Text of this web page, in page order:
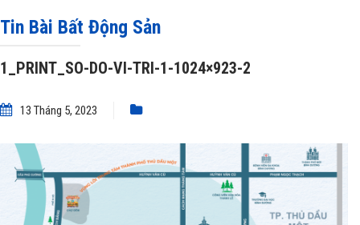
Tin Bài Bất Động Sản
1_PRINT_SO-DO-VI-TRI-1-1024×923-2
13 Tháng 5, 2023